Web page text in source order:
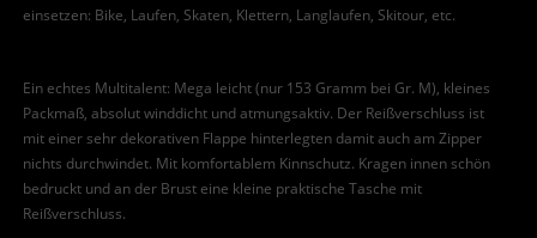
einsetzen: Bike, Laufen, Skaten, Klettern, Langlaufen, Skitour, etc.
Ein echtes Multitalent: Mega leicht (nur 153 Gramm bei Gr. M), kleines
Packmaß, absolut winddicht und atmungsaktiv. Der Reißverschluss ist
mit einer sehr dekorativen Flappe hinterlegten damit auch am Zipper
nichts durchwindet. Mit komfortablem Kinnschutz. Kragen innen schön
bedruckt und an der Brust eine kleine praktische Tasche mit
Reißverschluss.